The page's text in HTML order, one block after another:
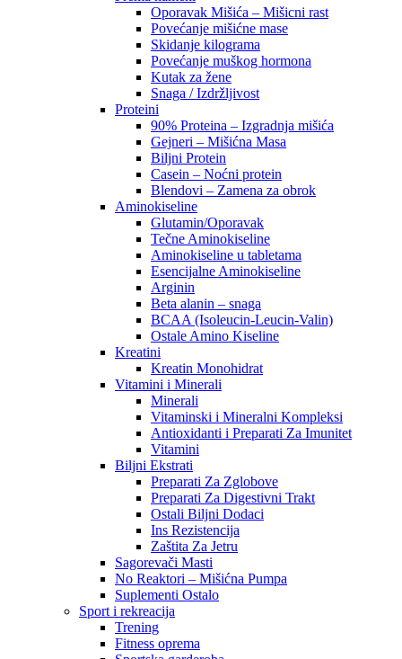
Oporavak Mišića – Mišicni rast
Povećanje mišićne mase
Skidanje kilograma
Povećanje muškog hormona
Kutak za žene
Snaga / Izdržljivost
Proteini
90% Proteina – Izgradnja mišića
Gejneri – Mišićna Masa
Biljni Protein
Casein – Noćni protein
Blendovi – Zamena za obrok
Aminokiseline
Glutamin/Oporavak
Tečne Aminokiseline
Aminokiseline u tabletama
Esencijalne Aminokiseline
Arginin
Beta alanin – snaga
BCAA (Isoleucin-Leucin-Valin)
Ostale Amino Kiseline
Kreatini
Kreatin Monohidrat
Vitamini i Minerali
Minerali
Vitaminski i Mineralni Kompleksi
Antioxidanti i Preparati Za Imunitet
Vitamini
Biljni Ekstrati
Preparati Za Zglobove
Preparati Za Digestivni Trakt
Ostali Biljni Dodaci
Ins Rezistencija
Zaštita Za Jetru
Sagorevači Masti
No Reaktori – Mišićna Pumpa
Suplementi Ostalo
Sport i rekreacija
Trening
Fitness oprema